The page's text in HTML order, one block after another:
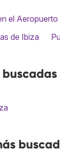
el Aeropuerto
de Ibiza